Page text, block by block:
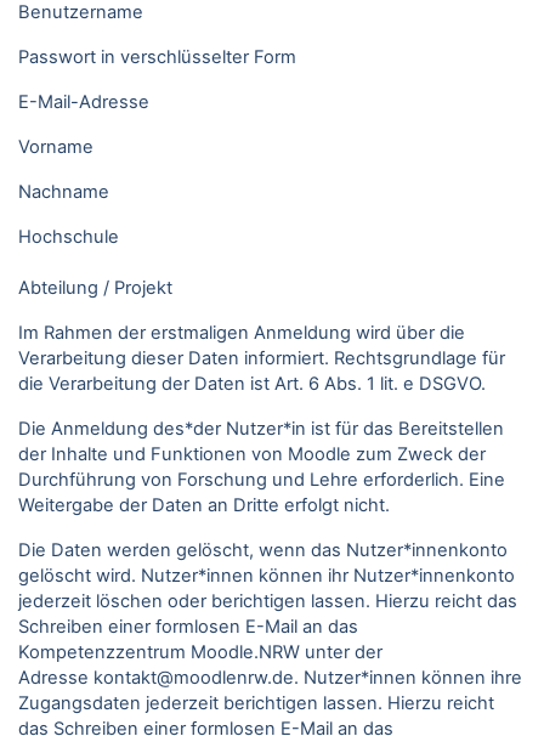
Benutzername
Passwort in verschlüsselter Form
E-Mail-Adresse
Vorname
Nachname
Hochschule
Abteilung / Projekt
Im Rahmen der erstmaligen Anmeldung wird über die
Verarbeitung dieser Daten informiert. Rechtsgrundlage für
die Verarbeitung der Daten ist Art. 6 Abs. 1 lit. e DSGVO.
Die Anmeldung des*der Nutzer*in ist für das Bereitstellen
der Inhalte und Funktionen von Moodle zum Zweck der
Durchführung von Forschung und Lehre erforderlich. Eine
Weitergabe der Daten an Dritte erfolgt nicht.
Die Daten werden gelöscht, wenn das Nutzer*innenkonto
gelöscht wird. Nutzer*innen können ihr Nutzer*innenkonto
jederzeit löschen oder berichtigen lassen. Hierzu reicht das
Schreiben einer formlosen E-Mail an das
Kompetenzzentrum Moodle.NRW unter der
Adresse kontakt@moodlenrw.de. Nutzer*innen können ihre
Zugangsdaten jederzeit berichtigen lassen. Hierzu reicht
das Schreiben einer formlosen E-Mail an das